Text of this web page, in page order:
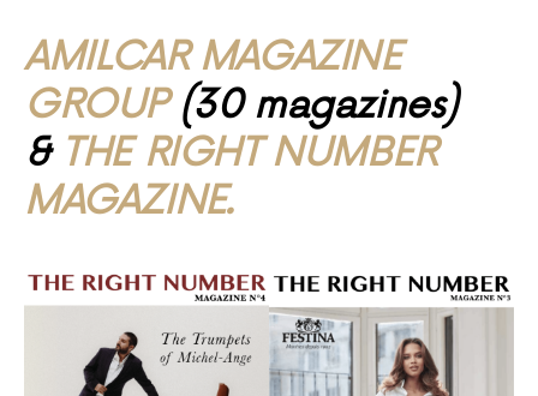
AMILCAR MAGAZINE
GROUP (30 magazines)
& THE RIGHT NUMBER
MAGAZINE.